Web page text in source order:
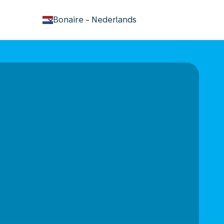
Bonaire - Nederlands
keyboard_arrow_down